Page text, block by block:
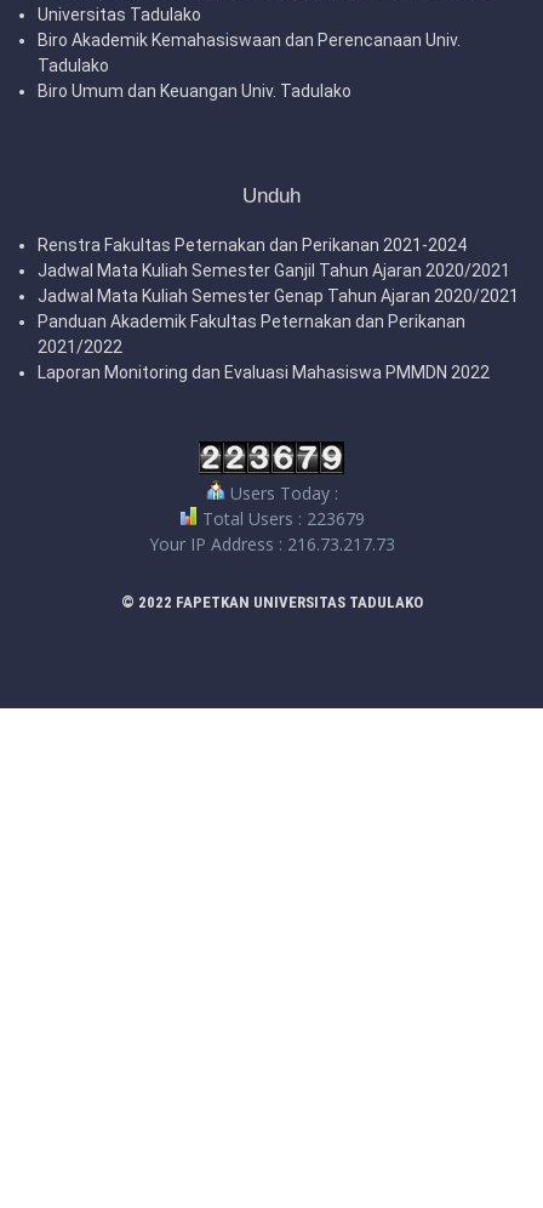
Universitas Tadulako
Biro Akademik Kemahasiswaan dan Perencanaan Univ.
Tadulako
Biro Umum dan Keuangan Univ. Tadulako
Unduh
Renstra Fakultas Peternakan dan Perikanan 2021-2024
Jadwal Mata Kuliah Semester Ganjil Tahun Ajaran 2020/2021
Jadwal Mata Kuliah Semester Genap Tahun Ajaran 2020/2021
Panduan Akademik Fakultas Peternakan dan Perikanan
2021/2022
Laporan Monitoring dan Evaluasi Mahasiswa PMMDN 2022
Users Today :
Total Users : 223679
Your IP Address : 216.73.217.73
© 2022 FAPETKAN UNIVERSITAS TADULAKO